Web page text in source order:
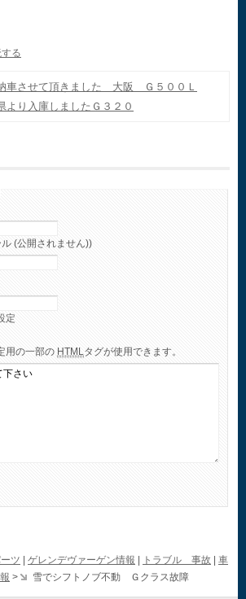
車させて頂きました 大阪 Ｇ５００Ｌ
より入庫しましたＧ３２０
(公開されません))
定
用の一部の HTMLタグが使用できます。
ツ ゲレンデヴァーゲン情報 トラブル 事故
車
> 雪でシフトノブ不動 Ｇクラス故障